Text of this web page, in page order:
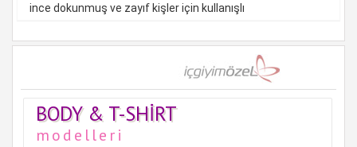
ince dokunmuş ve zayıf kişler için kullanışlı
BODY & T-SHIRT
modelleri